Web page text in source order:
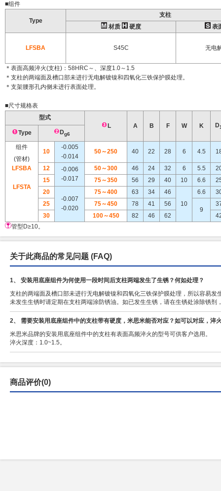
■组件
Type
支柱
材质
硬度 表
LFSBA S45C 无电
＊表面高频淬火(支柱)：58HRC～、深度1.0～1.5
＊支柱的两端面及槽口部未进行无电解镀镍和四氧化三铁保护膜处理。
＊支架腰形孔内侧未进行表面处理。
■尺寸规格表
型式
L
A B F W K D
Type Dg6
组件
10
-0.005
-0.014
50～250 40 22 28 6 4.5
(管材)
LFSBA
LFSTA
12
-0.006
-0.017
50～300 46 24 32 6 5.5
15
75～350 56 29 40 10 6.6
20
-0.007
-0.020
75～400 63 34
46
10
6.6
25
75～450 78 41
56
9
30
100～450 82 46 62
管型D≥10。
关于此商品的常见问题 (FAQ)
1、 安装用底座组件为何使用一段时间后支柱两端发生了生锈？何如处理？
支柱的两端面及槽口部未进行无电解镀镍和四氧化三铁保护膜处理，所以容易发
未发生生锈时请定期在支柱两端涂防锈油。如已发生生锈，请在生锈处涂除锈剂
2、 需要安装用底座组件中的支柱带有硬度，米思米能否对应？如可以对应，淬
米思米品牌的安装用底座组件中的支柱有表面高频淬火的型号可供客户选用。
淬火深度：1.0~1.5。
商品评价(0)